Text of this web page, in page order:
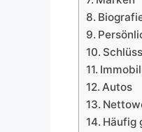
Autos
Häufig